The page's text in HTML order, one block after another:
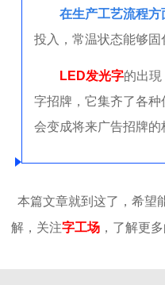
在生产工艺流程方
投入，常温状态能够固
LED发光字的出
字招牌，它集齐了各
会变成将来广告招牌的
本篇文章就到这了，希望
解，关注字工场 ，了解更